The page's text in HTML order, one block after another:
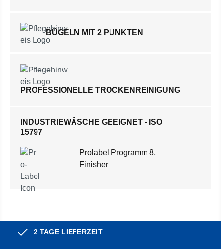
BÜGELN MIT 2 PUNKTEN
PROFESSIONELLE TROCKENREINIGUNG
INDUSTRIEWÄSCHE GEEIGNET - ISO
15797
Prolabel Programm 8,
Finisher
2 TAGE LIEFERZEIT